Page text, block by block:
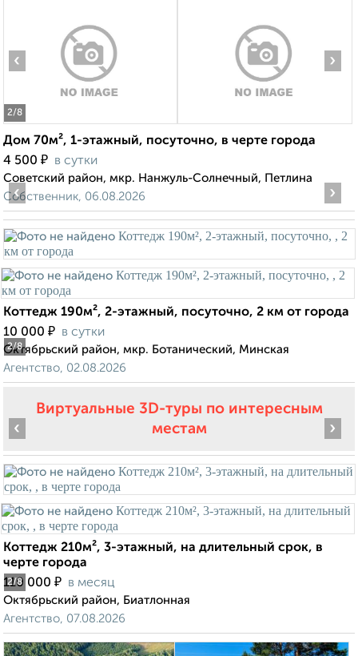
2/8
‹ ›
Дом 70м², 1-этажный, посуточно, в черте города
4 500 ₽ в сутки
Советский район, мкр. Нанжуль-Солнечный, Петлина
Собственник, 06.08.2026
2/8
‹ ›
Коттедж 190м², 2-этажный, посуточно, 2 км от города
10 000 ₽ в сутки
Октябрьский район, мкр. Ботанический, Минская
Агентство, 02.08.2026
Виртуальные 3D-туры по интересным
местам
2/8
‹ ›
Коттедж 210м², 3-этажный, на длительный срок, в
черте города
110 000 ₽ в месяц
Октябрьский район, Биатлонная
Агентство, 07.08.2026